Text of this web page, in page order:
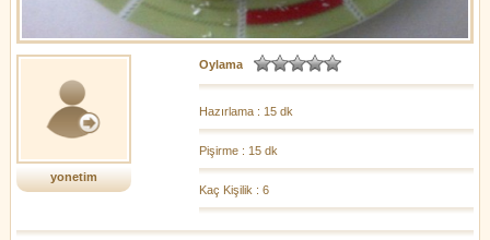
yonetim
Oylama
Hazırlama : 15 dk
Pişirme : 15 dk
Kaç Kişilik : 6